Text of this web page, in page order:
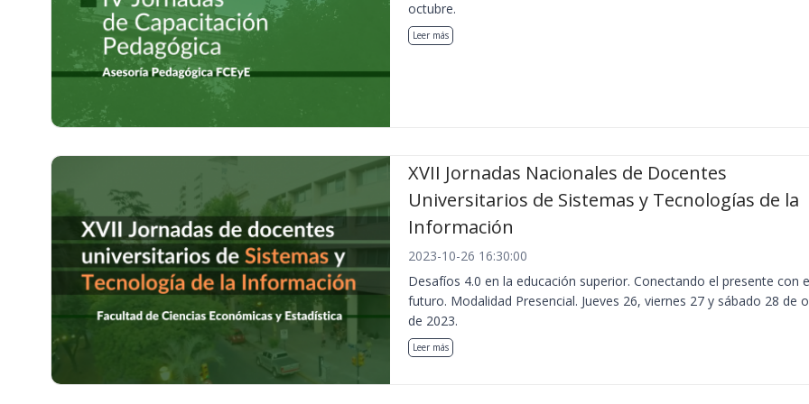
octubre.
Leer más
XVII Jornadas Nacionales de Docentes
Universitarios de Sistemas y Tecnologías de la
Información
2023-10-26 16:30:00
Desafíos 4.0 en la educación superior. Conectando el presente con
futuro. Modalidad Presencial. Jueves 26, viernes 27 y sábado 28 de
de 2023.
Leer más